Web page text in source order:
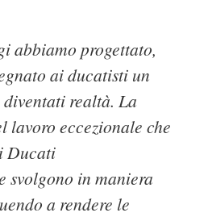
abbiamo progettato,
ai ducatisti un
realtà. La
lavoro eccezionale che
Ducati
svolgono in maniera
a rendere le